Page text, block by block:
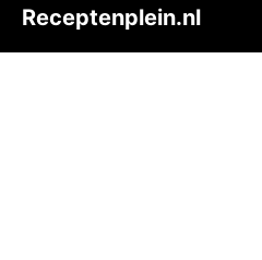
Receptenplein.nl